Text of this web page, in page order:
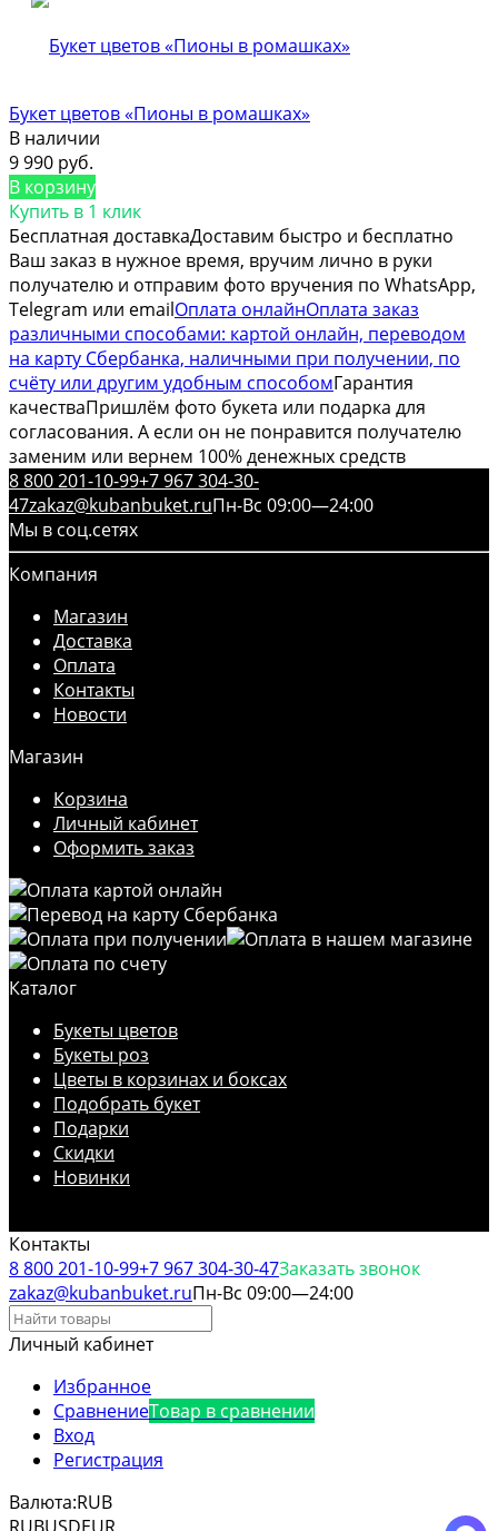
Букет цветов «Пионы в ромашках»
В наличии
9 990 руб.
В корзину
Купить в 1 клик
Бесплатная доставкаДоставим быстро и бесплатно
Ваш заказ в нужное время, вручим лично в руки
получателю и отправим фото вручения по WhatsApp,
Telegram или emailОплата онлайнОплата заказ
различными способами: картой онлайн, переводом
на карту Сбербанка, наличными при получении, по
счёту или другим удобным способомГарантия
качестваПришлём фото букета или подарка для
согласования. А если он не понравится получателю
заменим или вернем 100% денежных средств
8 800 201-10-99+7 967 304-30-
47zakaz@kubanbuket.ruПн-Вс 09:00—24:00
Мы в соц.сетях
Компания
Магазин
Доставка
Оплата
Контакты
Новости
Магазин
Корзина
Личный кабинет
Оформить заказ
Каталог
Букеты цветов
Букеты роз
Цветы в корзинах и боксах
Подобрать букет
Подарки
Скидки
Новинки
Контакты
8 800 201-10-99+7 967 304-30-47Заказать звонок
zakaz@kubanbuket.ruПн-Вс 09:00—24:00
Личный кабинет
Избранное
СравнениеТовар в сравнении
Вход
Регистрация
Валюта:RUB